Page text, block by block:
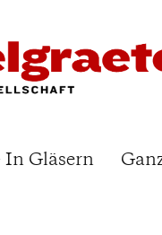
In Gläsern